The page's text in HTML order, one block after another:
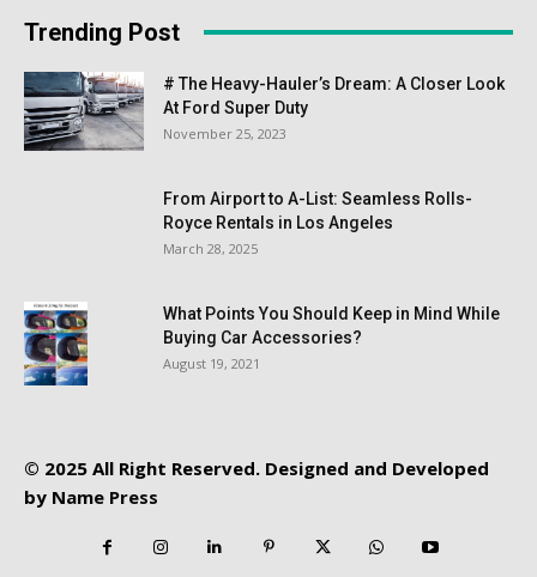
Trending Post
# The Heavy-Hauler’s Dream: A Closer Look
At Ford Super Duty
November 25, 2023
From Airport to A-List: Seamless Rolls-
Royce Rentals in Los Angeles
March 28, 2025
What Points You Should Keep in Mind While
Buying Car Accessories?
August 19, 2021
© 2025 All Right Reserved. Designed and Developed
by Name Press